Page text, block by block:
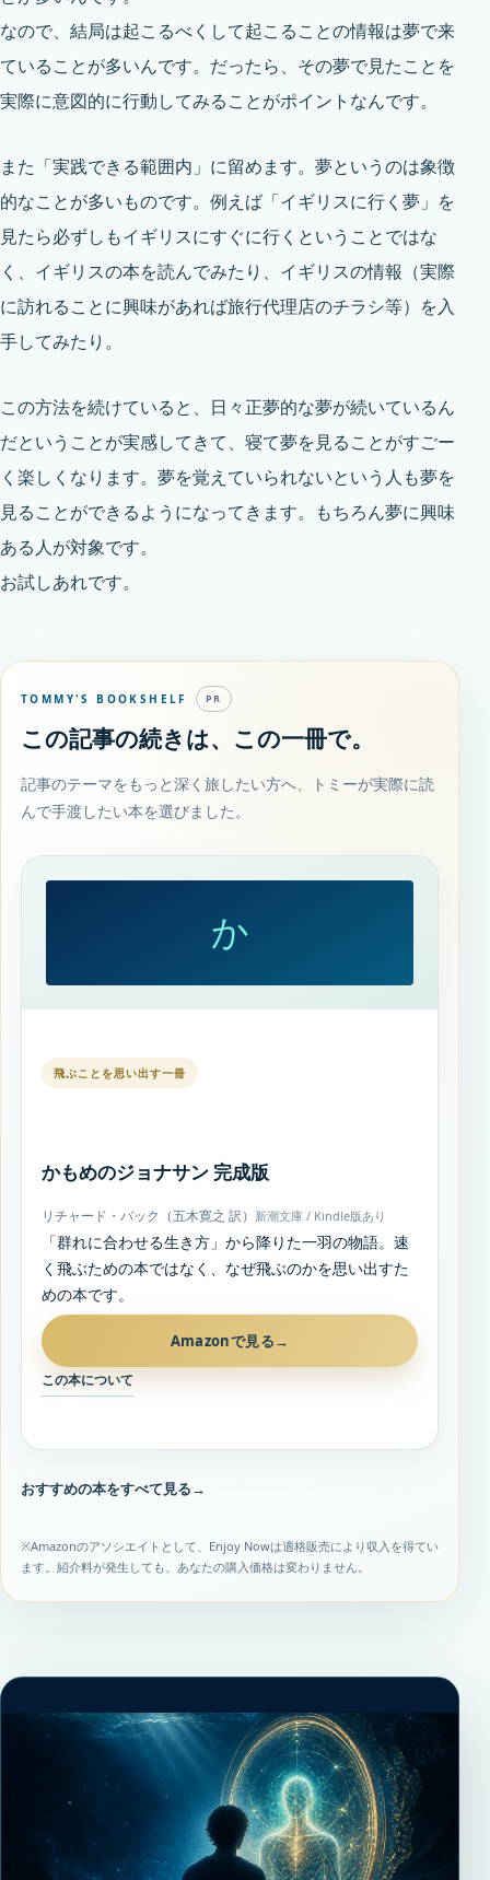
なので、結局は起こるべくして起こることの情報は夢で来
ていることが多いんです。だったら、その夢で見たことを
実際に意図的に行動してみることがポイントなんです。
また「実践できる範囲内」に留めます。夢というのは象徴
的なことが多いものです。例えば「イギリスに行く夢」を
見たら必ずしもイギリスにすぐに行くということではな
く、イギリスの本を読んでみたり、イギリスの情報（実際
に訪れることに興味があれば旅行代理店のチラシ等）を入
手してみたり。
この方法を続けていると、日々正夢的な夢が続いているん
だということが実感してきて、寝て夢を見ることがすごー
く楽しくなります。夢を覚えていられないという人も夢を
見ることができるようになってきます。もちろん夢に興味
ある人が対象です。
お試しあれです。
TOMMY'S BOOKSHELF PR
この記事の続きは、この一冊で。
記事のテーマをもっと深く旅したい方へ、トミーが実際に読
んで手渡したい本を選びました。
か
飛ぶことを思い出す一冊
かもめのジョナサン 完成版
リチャード・バック（五木寛之 訳） 新潮文庫 / Kindle版あり
「群れに合わせる生き方」から降りた一羽の物語。速
く飛ぶための本ではなく、なぜ飛ぶのかを思い出すた
めの本です。
Amazonで見る→
この本について
おすすめの本をすべて見る→
※Amazonのアソシエイトとして、Enjoy Nowは適格販売により収入を得てい
ます。紹介料が発生しても、あなたの購入価格は変わりません。